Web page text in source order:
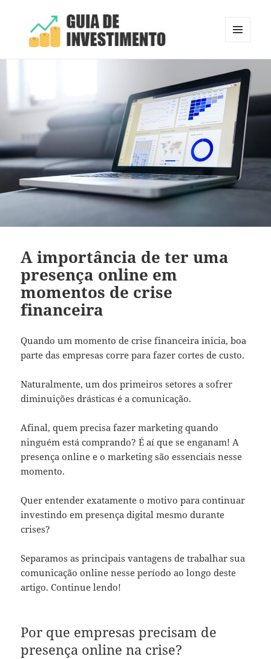
E
WIDGETS
A importância de ter uma
presença online em
momentos de crise
financeira
Quando um momento de crise financeira inicia, boa
parte das empresas corre para fazer cortes de custo.
Naturalmente, um dos primeiros setores a sofrer
diminuições drásticas é a comunicação.
Afinal, quem precisa fazer marketing quando
ninguém está comprando? É aí que se enganam! A
presença online e o marketing são essenciais nesse
momento.
Quer entender exatamente o motivo para continuar
investindo em presença digital mesmo durante
crises?
Separamos as principais vantagens de trabalhar sua
comunicação online nesse período ao longo deste
artigo. Continue lendo!
Por que empresas precisam de
presença online na crise?